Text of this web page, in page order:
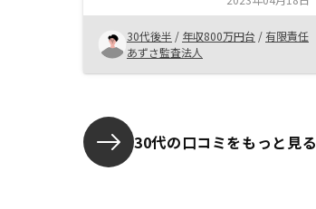
と感じたので購入を決めた。後は単
純に東京というところに物件を買っ
て見たかった。アンケートの文字数
はもう少し少なくしてもらえると答
30代後半 / 年収800万円台 / 有限責任
あずさ監査法人
30代の口コミをもっと見る